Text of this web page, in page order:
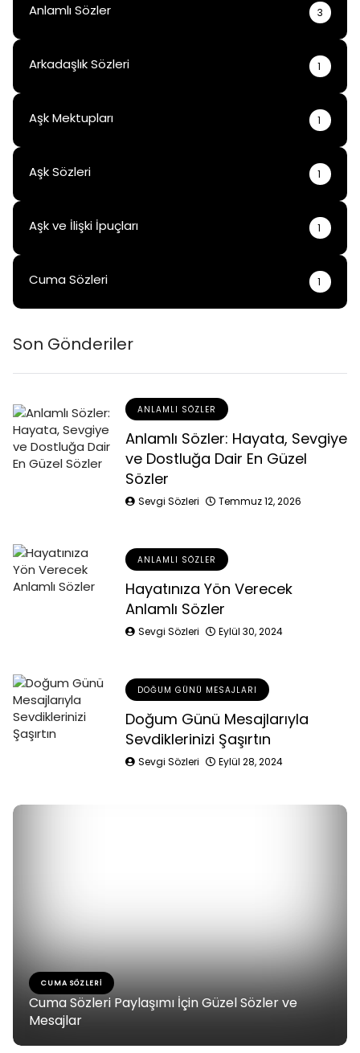
Anlamlı Sözler 3
Arkadaşlık Sözleri 1
Aşk Mektupları 1
Aşk Sözleri 1
Aşk ve İlişki İpuçları 1
Cuma Sözleri 1
Son Gönderiler
ANLAMLI SÖZLER
Anlamlı Sözler: Hayata, Sevgiye
ve Dostluğa Dair En Güzel
Sözler
Sevgi Sözleri Temmuz 12, 2026
ANLAMLI SÖZLER
Hayatınıza Yön Verecek
Anlamlı Sözler
Sevgi Sözleri Eylül 30, 2024
DOĞUM GÜNÜ MESAJLARI
Doğum Günü Mesajlarıyla
Sevdiklerinizi Şaşırtın
Sevgi Sözleri Eylül 28, 2024
CUMA SÖZLERI
Cuma Sözleri Paylaşımı İçin Güzel Sözler ve
Mesajlar